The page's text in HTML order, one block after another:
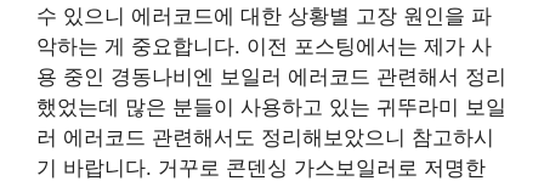
수 있으니 에러코드에 대한 상황별 고장 원인을 파
악하는 게 중요합니다. 이전 포스팅에서는 제가 사
용 중인 경동나비엔 보일러 에러코드 관련해서 정리
했었는데 많은 분들이 사용하고 있는 귀뚜라미 보일
러 에러코드 관련해서도 정리해보았으니 참고하시
기 바랍니다. 거꾸로 콘덴싱 가스보일러로 저명한